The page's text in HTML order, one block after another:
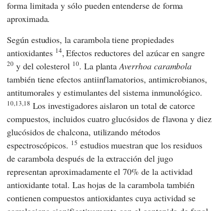
forma limitada y sólo pueden entenderse de forma
aproximada.
Según estudios, la carambola tiene propiedades
antioxidantes 14, Efectos reductores del azúcar en sangre
20y del colesterol 10. La plantaAverrhoa carambola
también tiene efectos antiinflamatorios, antimicrobianos,
antitumorales y estimulantes del sistema inmunológico.
10,13,18 Los investigadores aislaron un total de catorce
compuestos, incluidos cuatro glucósidos de flavona y diez
glucósidos de chalcona, utilizando métodos
espectroscópicos. 15 estudios muestran que los residuos
de carambola después de la extracción del jugo
representan aproximadamente el 70% de la actividad
antioxidante total. Las hojas de la carambola también
contienen compuestos antioxidantes cuya actividad se